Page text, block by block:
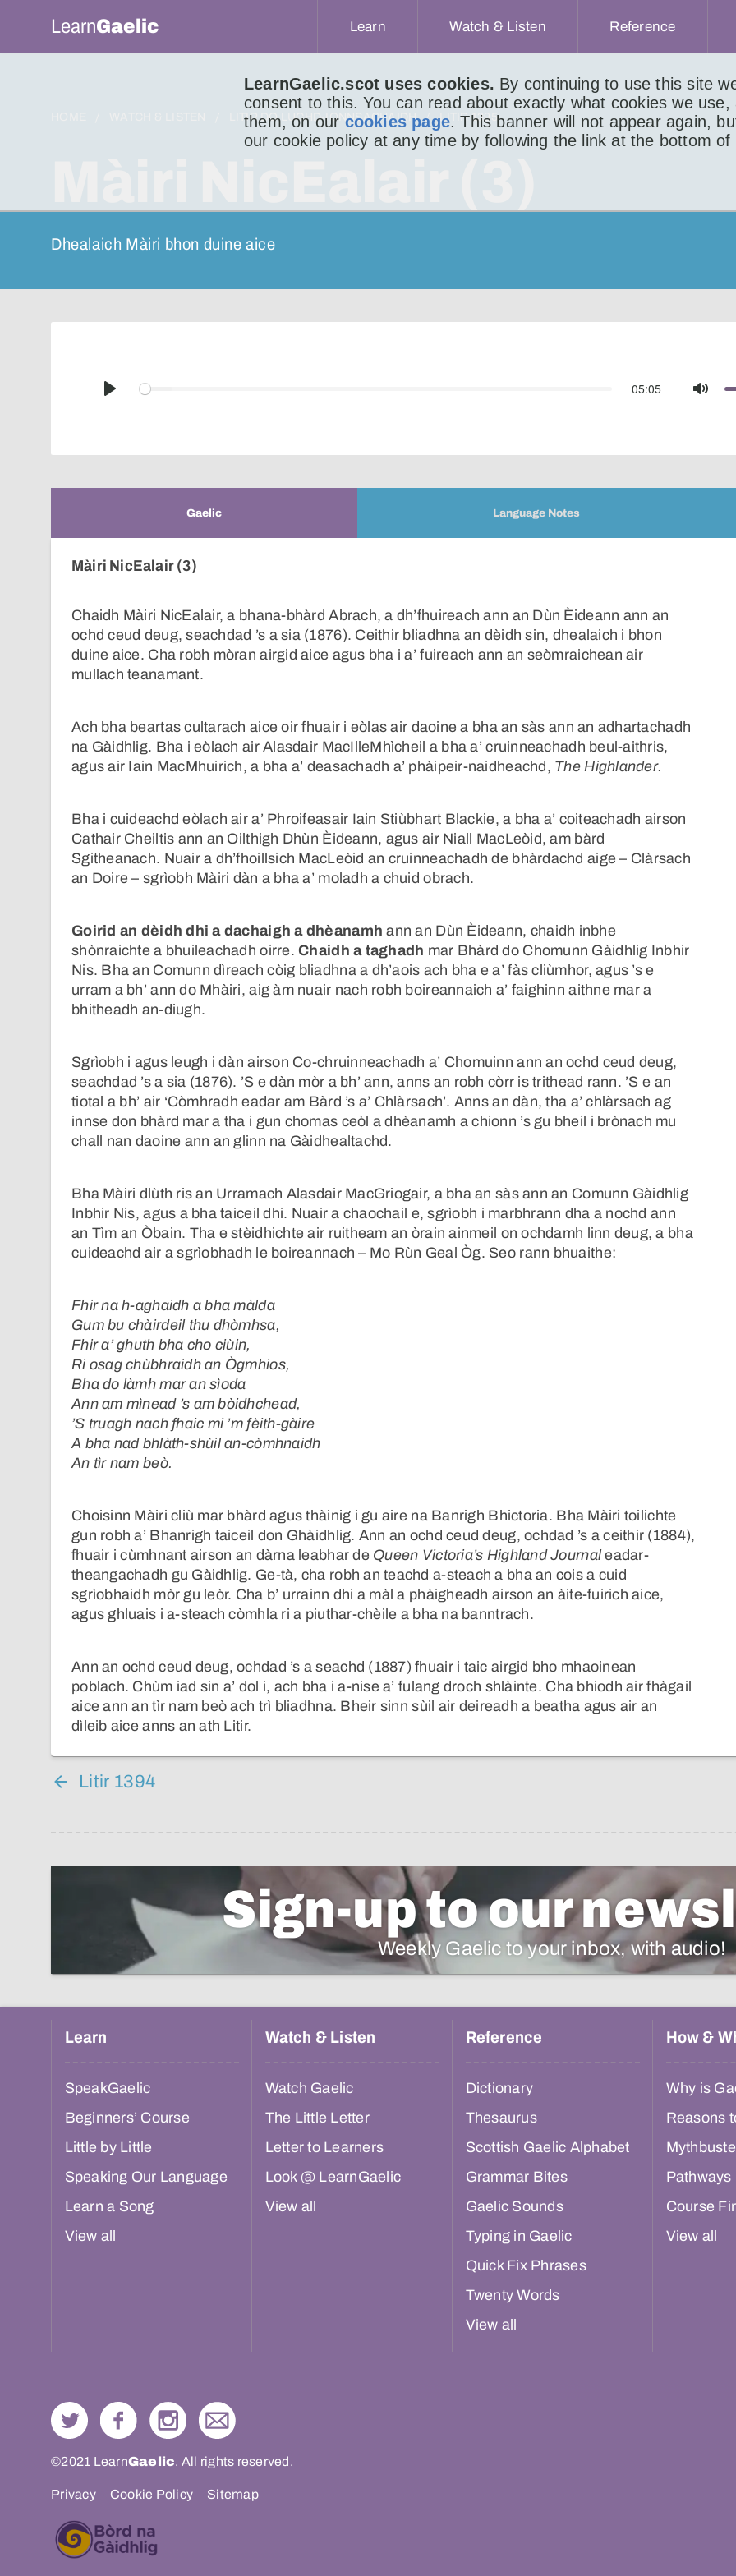
LearnGaelic.scot uses cookies. By continuing to use this site
consent to this. You can read about exactly what cookies we
them, on our cookies page. This banner will not appear again,
our cookie policy at any time by following the link at the bottom of
LearnGaelic Learn Watch & Listen Reference
LITIR DO LUCHD-IONNSACHAIDH LITIR 1395
Dhealaich Màiri bhon duine aice
Play
05:05
Mute
Gaelic Language Notes
Màiri NicEalair (3)
Chaidh Màiri NicEalair, a bhana-bhàrd Abrach, a dh’fhuireach ann an Dùn Èideann ann an
ochd ceud deug, seachdad ’s a sia (1876). Ceithir bliadhna an dèidh sin, dhealaich i bhon
duine aice. Cha robh mòran airgid aice agus bha i a’ fuireach ann an seòmraichean air
mullach teanamant.
Ach bha beartas cultarach aice oir fhuair i eòlas air daoine a bha an sàs ann an adhartachadh
na Gàidhlig. Bha i eòlach air Alasdair MacIlleMhìcheil a bha a’ cruinneachadh beul-aithris,
agus air Iain MacMhuirich, a bha a’ deasachadh a’ phàipeir-naidheachd, The Highlander.
Bha i cuideachd eòlach air a’ Phroifeasair Iain Stiùbhart Blackie, a bha a’ coiteachadh airson
Cathair Cheiltis ann an Oilthigh Dhùn Èideann, agus air Niall MacLeòid, am bàrd
Sgitheanach. Nuair a dh’fhoillsich MacLeòid an cruinneachadh de bhàrdachd aige – Clàrsach
an Doire – sgrìobh Màiri dàn a bha a’ moladh a chuid obrach.
Goirid an dèidh dhi a dachaigh a dhèanamhann an Dùn Èideann, chaidh inbhe
shònraichte a bhuileachadh oirre.Chaidh a taghadh mar Bhàrd do Chomunn Gàidhlig Inbhir
Nis. Bha an Comunn dìreach còig bliadhna a dh’aois ach bha e a’ fàs cliùmhor, agus ’s e
urram a bh’ ann do Mhàiri, aig àm nuair nach robh boireannaich a’ faighinn aithne mar a
bhitheadh an-diugh.
Sgrìobh i agus leugh i dàn airson Co-chruinneachadh a’ Chomuinn ann an ochd ceud deug,
seachdad ’s a sia (1876). ’S e dàn mòr a bh’ ann, anns an robh còrr is trithead rann. ’S e an
tiotal a bh’ air ‘Còmhradh eadar am Bàrd ’s a’ Chlàrsach’. Anns an dàn, tha a’ chlàrsach ag
innse don bhàrd mar a tha i gun chomas ceòl a dhèanamh a chionn ’s gu bheil i brònach mu
chall nan daoine ann an glinn na Gàidhealtachd.
Bha Màiri dlùth ris an Urramach Alasdair MacGriogair, a bha an sàs ann an Comunn Gàidhlig
Inbhir Nis, agus a bha taiceil dhi. Nuair a chaochail e, sgrìobh i marbhrann dha a nochd ann
an Tìm an Òbain. Tha e stèidhichte air ruitheam an òrain ainmeil on ochdamh linn deug, a bha
cuideachd air a sgrìobhadh le boireannach – Mo Rùn Geal Òg. Seo rann bhuaithe:
Fhir na h-aghaidh a bha màlda
Gum bu chàirdeil thu dhòmhsa,
Fhir a’ ghuth bha cho ciùin,
Ri osag chùbhraidh an Ògmhios,
Bha do làmh mar an sìoda
Ann am mìnead ’s am bòidhchead,
’S truagh nach fhaic mi ’m fèith-gàire
A bha nad bhlàth-shùil an-còmhnaidh
An tìr nam beò.
Choisinn Màiri cliù mar bhàrd agus thàinig i gu aire na Banrigh Bhictoria. Bha Màiri toilichte
gun robh a’ Bhanrigh taiceil don Ghàidhlig. Ann an ochd ceud deug, ochdad ’s a ceithir (1884),
fhuair i cùmhnant airson an dàrna leabhar de Queen Victoria’s Highland Journaleadar-
theangachadh gu Gàidhlig. Ge-tà, cha robh an teachd a-steach a bha an cois a cuid
sgrìobhaidh mòr gu leòr. Cha b’ urrainn dhi a màl a phàigheadh airson an àite-fuirich aice,
agus ghluais i a-steach còmhla ri a piuthar-chèile a bha na banntrach.
Ann an ochd ceud deug, ochdad ’s a seachd (1887) fhuair i taic airgid bho mhaoinean
poblach. Chùm iad sin a’ dol i, ach bha i a-nise a’ fulang droch shlàinte. Cha bhiodh air fhàgail
aice ann an tìr nam beò ach trì bliadhna. Bheir sinn sùil air deireadh a beatha agus air an
dìleib aice anns an ath Litir.
Litir 1394
Sign-up to our
Weekly Gaelic to your inbox, with audio!
Learn
SpeakGaelic
Beginners’ Course
Little by Little
Speaking Our Language
Learn a Song
View all
Watch & Listen
Watch Gaelic
The Little Letter
Letter to Learners
Look @ LearnGaelic
View all
Reference
Dictionary
Thesaurus
Scottish Gaelic Alphabet
Grammar Bites
Gaelic Sounds
Typing in Gaelic
Quick Fix Phrases
Twenty Words
View all
How &
Why is
Reasons
Pathways
Course
View all
©2021 LearnGaelic. All rights reserved.
Privacy Cookie Policy Sitemap